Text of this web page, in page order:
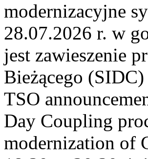
modernizacyjne
28.07.2026 r. w
jest zawieszenie
Bieżącego
TSO
Day Coupling
modernization of